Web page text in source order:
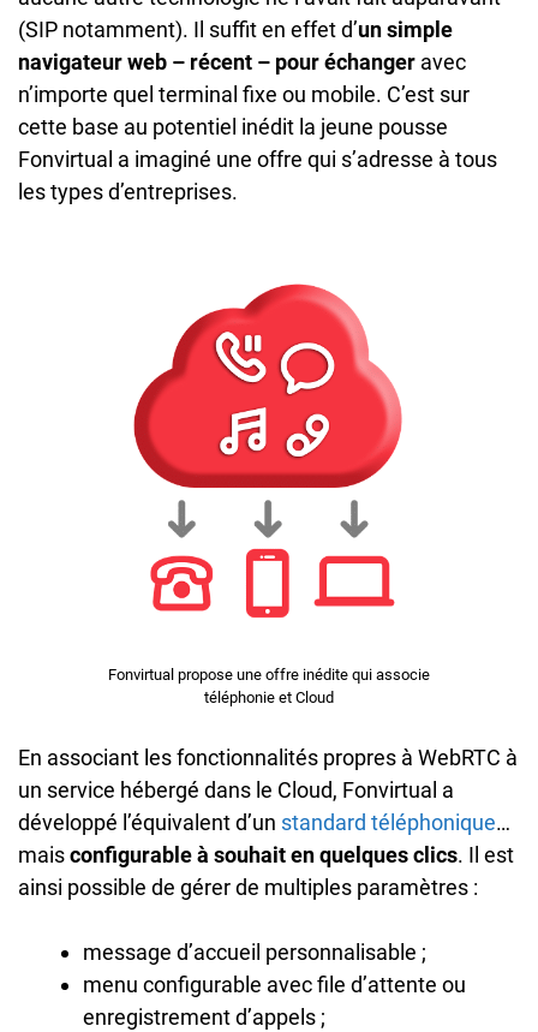
(SIP notamment). Il suffit en effet d’un simple
navigateur web – récent – pour échanger avec
n’importe quel terminal fixe ou mobile. C’est sur
cette base au potentiel inédit la jeune pousse
Fonvirtual a imaginé une offre qui s’adresse à tous
les types d’entreprises.
Fonvirtual propose une offre inédite qui associe
téléphonie et Cloud
En associant les fonctionnalités propres à WebRTC à
un service hébergé dans le Cloud, Fonvirtual a
développé l’équivalent d’un standard téléphonique…
maisconfigurable à souhait en quelques clics. Il est
ainsi possible de gérer de multiples paramètres :
message d’accueil personnalisable ;
menu configurable avec file d’attente ou
enregistrement d’appels ;